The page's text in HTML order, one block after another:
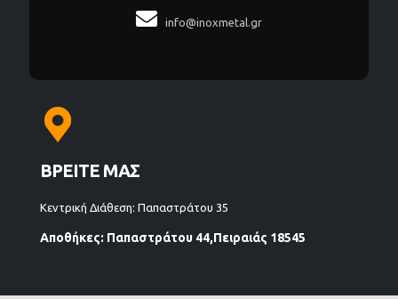
 info@inoxmetal.gr
ΒΡΕΙΤΕ ΜΑΣ
Κεντρική Διάθεση: Παπαστράτου 35
Αποθήκες: Παπαστράτου 44,Πειραιάς 18545